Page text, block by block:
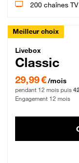
200 chaînes
Meilleur choix
Livebox
Livebox
Classic
29,99 € par mois
29,99 €/mois
pendant 12 mois puis
Engagement 12 mois